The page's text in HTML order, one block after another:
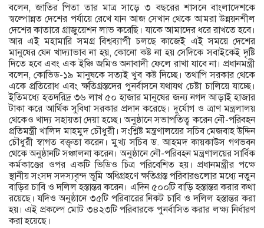
বলেন, জাতির পিতা তার মাত্র সাড়ে ৩ বছরের শাসনে বাংলাদেশকে
স্বল্পোন্নত দেশের পর্যায়ে রেখে যান আজ সেখান থেকে আমরা উন্নয়নশীল
দেশের কাতারে গ্রাজুয়েশন লাভ করেছি। যাকে আমাদের ধরে রাখতে হবে।
আর এই মহামারি সমগ্র বিশ্বব্যাপী চলছে কাজেই এই সময়ে দেশের
মানুষের যেন খাদ্যাভাব না হয়, কোনো কষ্ট না হয় সেদিকে সবাইকেই দৃষ্টি
দিতে হবে এবং এক ইঞ্চি জমিও অনাবাদী ফেলে রাখা যাবে না। প্রধানমন্ত্রী
বলেন, কোভিড-১৯ মানুষকে সত্যই খুব কষ্ট দিচ্ছে। তথাপি সরকার থেকে
একে প্রতিরোধ এবং ক্ষতিগ্রস্তদের পুনর্বাসনে যথাযথ চেষ্টা চালিয়ে যাচ্ছে।
ইতিমধ্যে হতদরিদ্র ৩৬ লাখ ৫০ হাজার মানুষের জন্য নগদ আড়াই হাজার
টাকা করে আর্থিক সুবিধা সরকার প্রদান করেছে। দুর্যোগ ও ত্রাণ মন্ত্রলালয়
থেকেও খাদ্য সহায়তা দেয়া হচ্ছে। অনুষ্ঠানে সভাপতিত্ব করেন নৌ-পরিবহন
প্রতিমন্ত্রী খালিদ মাহমুদ চৌধুরী। সংশ্লিষ্ট মন্ত্রণালয়ের সচিব মেজবাহ উদ্দিন
চৌধুরী স্বাগত বক্তৃতা করেন। মুখ্য সচিব ড. আহমদ কায়কাউস গণভবন
থেকে অনুষ্ঠানটি সঞ্চালনা করেন। অনুষ্ঠানে নৌ-পরিবহন মন্ত্রণালয়ের সার্বিক
কর্মকাণ্ডের ওপর একটি ভিডিও চিত্র পরিবেশিত হয়। প্রধানমন্ত্রীর পক্ষে
স্থানীয় সংসদ সদস্যবৃন্দ ভূমি অধিগ্রহণে ক্ষতিগ্রস্ত পরিবারগুলোর মধ্যে নতুন
বাড়ির চাবি ও দলিল হস্তান্তর করেন। এদিন ৫০০টি বাড়ি হস্তান্তর করার কথা
রয়েছে। যদিও অনুষ্ঠানে ৩৫টি পরিবারের নিকট চাবি ও দলিল হস্তান্তর করা
হয়। এই প্রকল্পে মোট ৩৪২৩টি পরিবারকে পুনর্বাসিত করার লক্ষ্য নির্ধারণ
করা হয়েছে।